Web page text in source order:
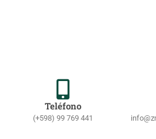
Teléfono
(+598) 99 769 441